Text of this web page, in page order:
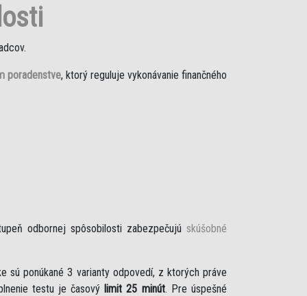
poradenstve, ktorý reguluje vykonávanie finančného
odbornej spôsobilosti zabezpečujú skúšobné
ponúkané 3 varianty odpovedí, z ktorých práve
testu je časový limit 25 minút. Pre úspešné